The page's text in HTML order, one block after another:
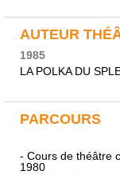
AUTEUR
1985
LA POLKA DU
PARCOURS
- Cours de théâtre
1980